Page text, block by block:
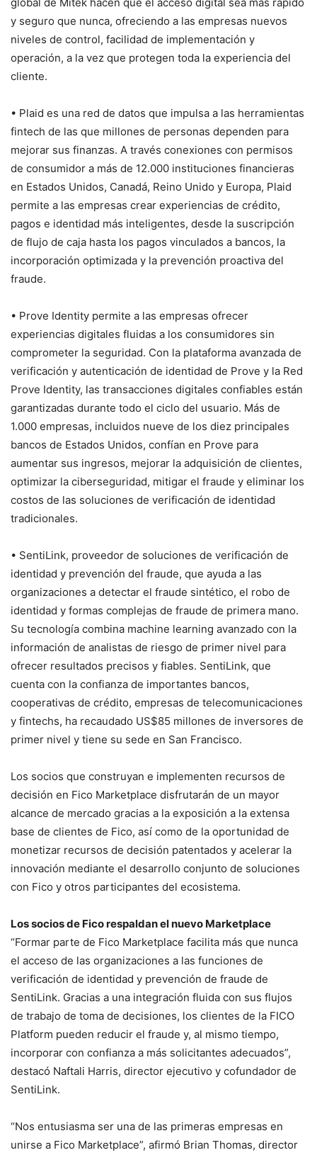
y seguro que nunca, ofreciendo a las empresas nuevos
niveles de control, facilidad de implementación y
operación, a la vez que protegen toda la experiencia del
cliente.
• Plaid es una red de datos que impulsa a las herramientas
fintech de las que millones de personas dependen para
mejorar sus finanzas. A través conexiones con permisos
de consumidor a más de 12.000 instituciones financieras
en Estados Unidos, Canadá, Reino Unido y Europa, Plaid
permite a las empresas crear experiencias de crédito,
pagos e identidad más inteligentes, desde la suscripción
de flujo de caja hasta los pagos vinculados a bancos, la
incorporación optimizada y la prevención proactiva del
fraude.
• Prove Identity permite a las empresas ofrecer
experiencias digitales fluidas a los consumidores sin
comprometer la seguridad. Con la plataforma avanzada de
verificación y autenticación de identidad de Prove y la Red
Prove Identity, las transacciones digitales confiables están
garantizadas durante todo el ciclo del usuario. Más de
1.000 empresas, incluidos nueve de los diez principales
bancos de Estados Unidos, confían en Prove para
aumentar sus ingresos, mejorar la adquisición de clientes,
optimizar la ciberseguridad, mitigar el fraude y eliminar los
costos de las soluciones de verificación de identidad
tradicionales.
• SentiLink, proveedor de soluciones de verificación de
identidad y prevención del fraude, que ayuda a las
organizaciones a detectar el fraude sintético, el robo de
identidad y formas complejas de fraude de primera mano.
Su tecnología combina machine learning avanzado con la
información de analistas de riesgo de primer nivel para
ofrecer resultados precisos y fiables. SentiLink, que
cuenta con la confianza de importantes bancos,
cooperativas de crédito, empresas de telecomunicaciones
y fintechs, ha recaudado US$85 millones de inversores de
primer nivel y tiene su sede en San Francisco.
Los socios que construyan e implementen recursos de
decisión en Fico Marketplace disfrutarán de un mayor
alcance de mercado gracias a la exposición a la extensa
base de clientes de Fico, así como de la oportunidad de
monetizar recursos de decisión patentados y acelerar la
innovación mediante el desarrollo conjunto de soluciones
con Fico y otros participantes del ecosistema.
Los socios de Fico respaldan el nuevo Marketplace
“Formar parte de Fico Marketplace facilita más que nunca
el acceso de las organizaciones a las funciones de
verificación de identidad y prevención de fraude de
SentiLink. Gracias a una integración fluida con sus flujos
de trabajo de toma de decisiones, los clientes de la FICO
Platform pueden reducir el fraude y, al mismo tiempo,
incorporar con confianza a más solicitantes adecuados”,
destacó Naftali Harris, director ejecutivo y cofundador de
SentiLink.
“Nos entusiasma ser una de las primeras empresas en
unirse a Fico Marketplace”, afirmó Brian Thomas, director